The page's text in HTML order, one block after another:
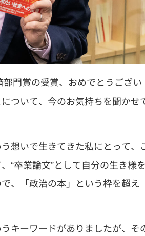
門賞の受賞、おめでとうござい
ついて、今のお気持ちを聞かせ
想いで生きてきた私にとって、
“卒業論文”として自分の生き様を
、「政治の本」という枠を超え
キーワードがありましたが、そ